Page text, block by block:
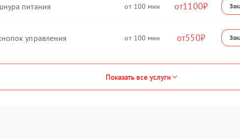
питания 100 1100
управления 100 550
Показать все услуги